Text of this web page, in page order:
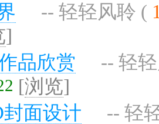
-- 轻轻风聆 (
]
品欣赏
-- 轻
[浏览]
面设计
-- 轻